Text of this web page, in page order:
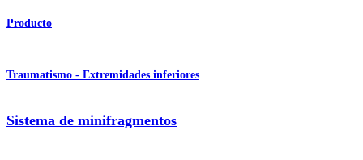
Producto
Traumatismo - Extremidades inferiores
Sistema de minifragmentos